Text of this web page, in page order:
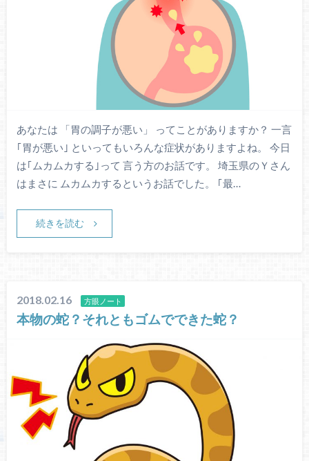
あなたは 「胃の調子が悪い」 ってことがありますか？ 一言
｢胃が悪い｣ といってもいろんな症状がありますよね。 今日
は｢ムカムカする｣って 言う方のお話です。 埼玉県のＹさん
はまさに ムカムカするというお話でした。 ｢最…
続きを読む
2018.02.16 方眼ノート
本物の蛇？それともゴムでできた蛇？